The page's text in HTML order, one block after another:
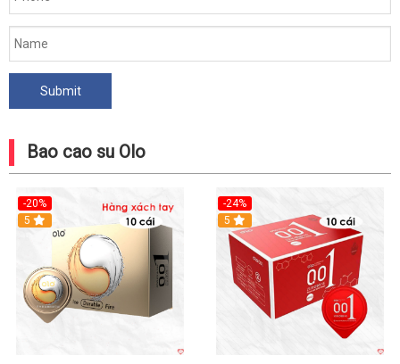
Siêu
mỏng
nóng
ấm
cái
mới
nhất
Bao cao su Olo
-20%
Hot
5
-24%
Hot
5